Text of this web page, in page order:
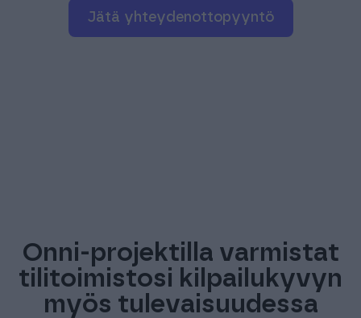
jätä yhteydenottopyyntö
Onni-projektilla varmistat
tilitoimistosi kilpailukyvyn
myös tulevaisuudessa